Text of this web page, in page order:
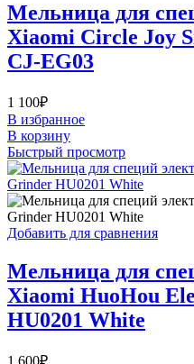
Мельница для
Xiaomi Circle Joy
CJ-EG03
1 100₽
В избранное
В корзину
Быстрый просмотр
Добавить для сравнения
Мельница для
Xiaomi HuoHou
HU0201 White
1 600₽